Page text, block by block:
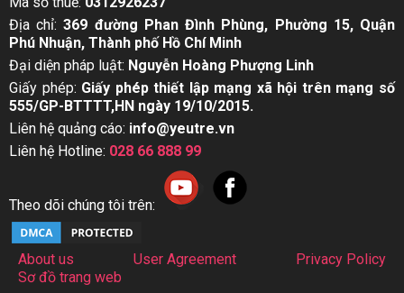
Địa chỉ:369 đường Phan Đình Phùng, Phường 15, Quận
Phú Nhuận, Thành phố Hồ Chí Minh
Đại diện pháp luật: Nguyễn Hoàng Phượng Linh
Giấy phép: Giấy phép thiết lập mạng xã hội trên mạng số
555/GP-BTTTT,HN ngày 19/10/2015.
Liên hệ quảng cáo: info@yeutre.vn
Liên hệ Hotline: 028 66 888 99
Theo dõi chúng tôi trên:
About us User Agreement
Privacy Policy
Sơ đồ trang web